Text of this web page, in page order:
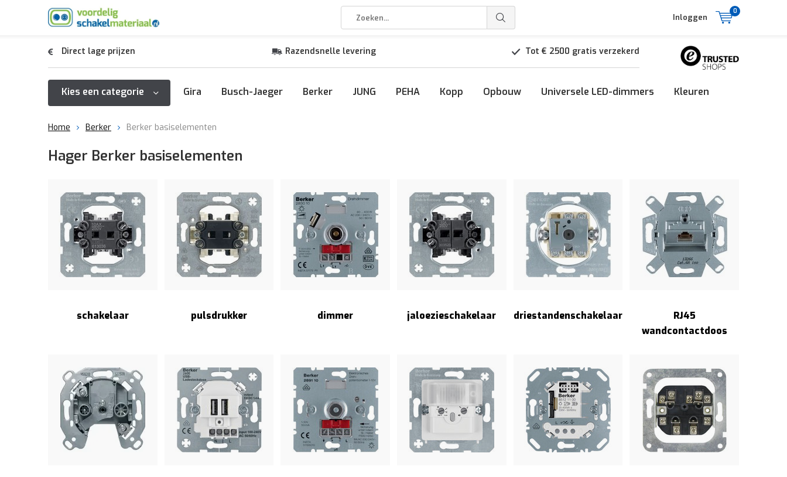
Inloggen
0
Direct lage prijzen Razendsnelle levering Tot € 2500 gratis verzekerd
Kies een categorie Gira Busch-Jaeger Berker JUNG PEHA Kopp Opbouw Universele LED-dimmers Kleuren
Home Berker Berker basiselementen
Hager Berker basiselementen
schakelaar pulsdrukker dimmer jaloezieschakelaar driestandenschakelaar
RJ45
wandcontactdoos